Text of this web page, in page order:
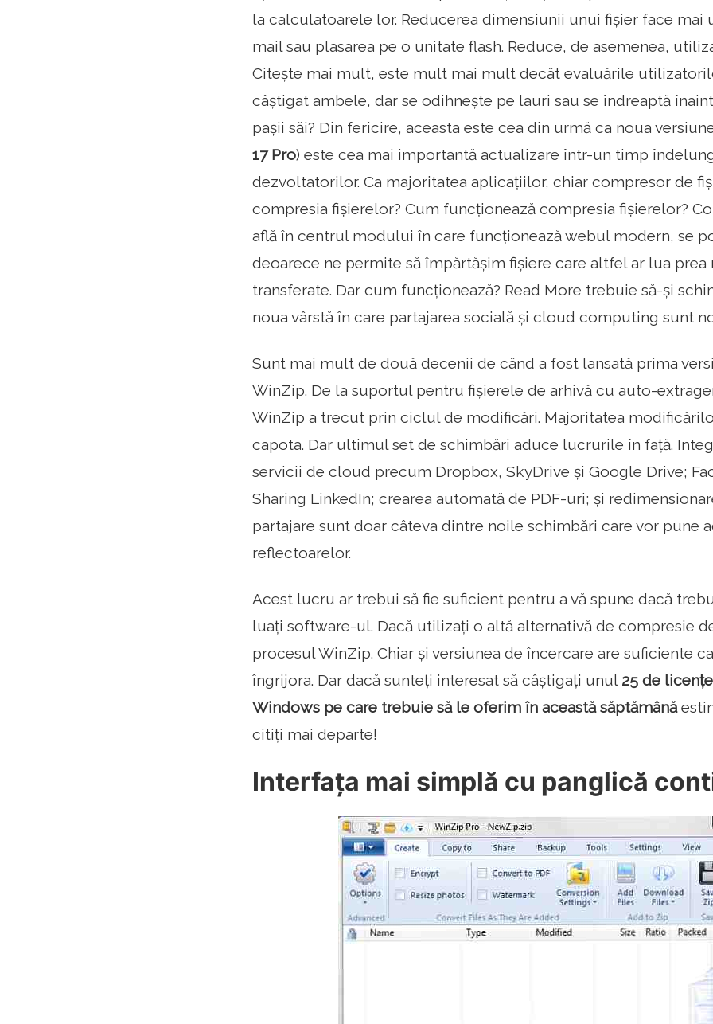
la calculatoarele lor. Reducerea dimensiunii unui fișier face mai
mail sau plasarea pe o unitate flash. Reduce, de asemenea,
Citește mai mult, este mult mai mult decât evaluările
câștigat ambele, dar se odihnește pe lauri sau se îndreaptă
pașii săi? Din fericire, aceasta este cea din urmă ca noua
17 Pro) este cea mai importantă actualizare într-un timp
dezvoltatorilor. Ca majoritatea aplicațiilor, chiar compresor de
compresia fișierelor? Cum funcționează compresia fișierelor?
află în centrul modului în care funcționează webul modern, se
deoarece ne permite să împărtășim fișiere care altfel ar lua
transferate. Dar cum funcționează? Read More trebuie să-și
noua vârstă în care partajarea socială și cloud computing sunt
Sunt mai mult de două decenii de când a fost lansată prima
WinZip. De la suportul pentru fișierele de arhivă cu auto-
WinZip a trecut prin ciclul de modificări. Majoritatea
capota. Dar ultimul set de schimbări aduce lucrurile în față.
servicii de cloud precum Dropbox, SkyDrive și Google Drive;
Sharing LinkedIn; crearea automată de PDF-uri; și
partajare sunt doar câteva dintre noile schimbări care vor pune
reflectoarelor.
Acest lucru ar trebui să fie suficient pentru a vă spune dacă
luați software-ul. Dacă utilizați o altă alternativă de compresie
procesul WinZip. Chiar și versiunea de încercare are suficiente
îngrijora. Dar dacă sunteți interesat să câștigați unul 25 de
Windows pe care trebuie să le oferim în această săptămână
citiți mai departe!
Interfața mai simplă cu panglică